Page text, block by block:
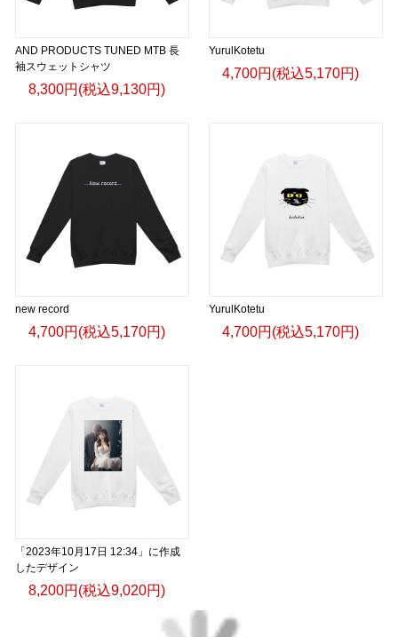
AND PRODUCTS TUNED MTB 長
袖スウェットシャツ
8,300円(税込9,130円)
YurulKotetu
4,700円(税込5,170円)
new record
4,700円(税込5,170円)
YurulKotetu
4,700円(税込5,170円)
「2023年10月17日 12:34」に作成
したデザイン
8,200円(税込9,020円)